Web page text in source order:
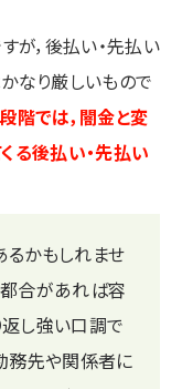
が，後払い・先払い
なり厳しいもので
階では，闇金と変
る後払い・先払い
かもしれませ
合があれば容
し強い口調で
務先や関係者に